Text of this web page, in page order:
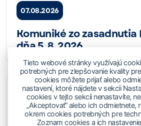
07.08.2026
Komuniké zo zasadnutia
dňa 5. 8. 2026
04.08.2026
Budova SOZA zatvorená
Tieto webové stránky využívajú
potrebných pre zlepšovanie kvality
cookies môžete prijať alebo
nastavení, ktoré nájdete v sekcii
cookies v tejto sekcii nenastavíte,
„Akceptovať“ alebo ich odmietnete,
okrem cookies potrebných pre
Zoznam cookies a ich